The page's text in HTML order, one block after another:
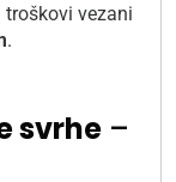
vezani
.
svrhe –